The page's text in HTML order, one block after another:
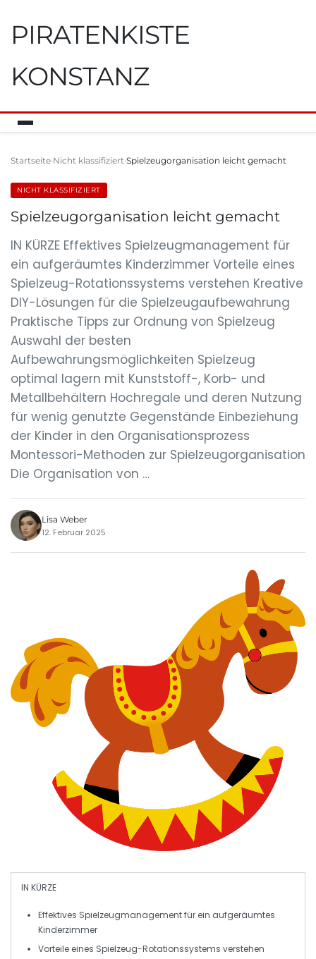
PIRATENKISTE
KONSTANZ
Startseite Nicht klassifiziert Spielzeugorganisation leicht gemacht
NICHT KLASSIFIZIERT
Spielzeugorganisation leicht gemacht
IN KÜRZE Effektives Spielzeugmanagement für
ein aufgeräumtes Kinderzimmer Vorteile eines
Spielzeug-Rotationssystems verstehen Kreative
DIY-Lösungen für die Spielzeugaufbewahrung
Praktische Tipps zur Ordnung von Spielzeug
Auswahl der besten
Aufbewahrungsmöglichkeiten Spielzeug
optimal lagern mit Kunststoff-, Korb- und
Metallbehältern Hochregale und deren Nutzung
für wenig genutzte Gegenstände Einbeziehung
der Kinder in den Organisationsprozess
Montessori-Methoden zur Spielzeugorganisation
Die Organisation von …
Lisa Weber
12. Februar 2025
IN KÜRZE
Effektives Spielzeugmanagementfür ein aufgeräumtes
Kinderzimmer
Vorteile eines Spielzeug-Rotationssystems verstehen